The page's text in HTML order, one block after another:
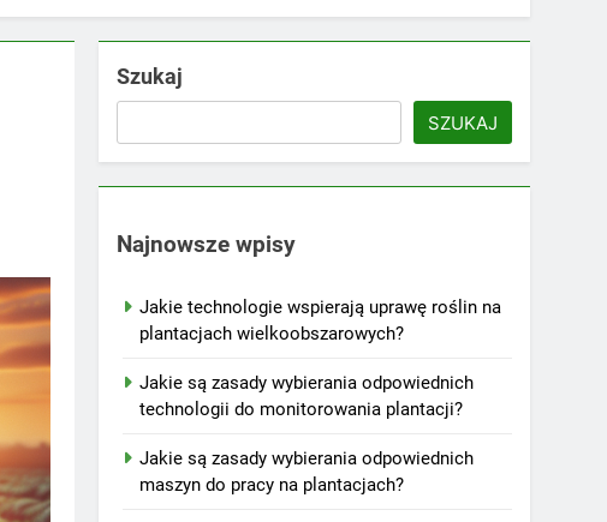
Szukaj
SZUKAJ
Najnowsze wpisy
Jakie technologie wspierają uprawę roślin na
plantacjach wielkoobszarowych?
Jakie są zasady wybierania odpowiednich
technologii do monitorowania plantacji?
Jakie są zasady wybierania odpowiednich
maszyn do pracy na plantacjach?